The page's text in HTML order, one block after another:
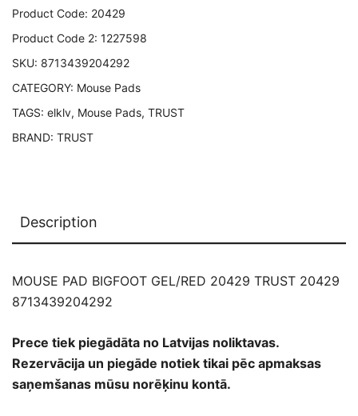
Product Code: 20429
Product Code 2: 1227598
SKU: 8713439204292
CATEGORY: Mouse Pads
TAGS: elklv, Mouse Pads, TRUST
BRAND: TRUST
Description
MOUSE PAD BIGFOOT GEL/RED 20429 TRUST 20429
8713439204292
Prece tiek piegādāta no Latvijas noliktavas.
Rezervācija un piegāde notiek tikai pēc apmaksas
saņemšanas mūsu norēķinu kontā.